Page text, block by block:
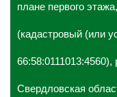
плане первого
(кадастровый (или
66:58:0111013:4560),
Свердловская